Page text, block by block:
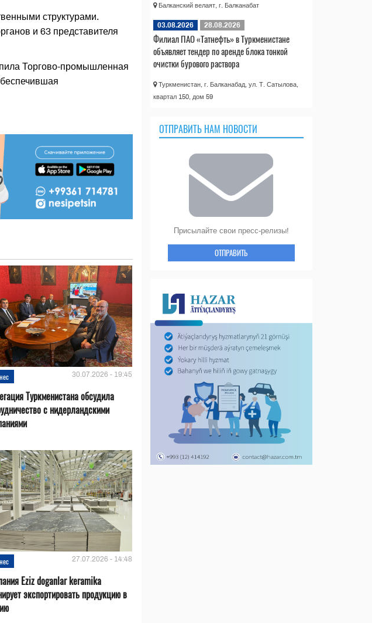
структурами.
и 63 представителя
Торгово-промышленная
30.07.2026 - 19:45
Туркменистана обсудила
с нидерландскими
27.07.2026 - 14:48
Eziz doganlar keramika
экспортировать продукцию в
Балканский велаят, г. Балканабат
03.08.2026 28.08.2026
Филиал ПАО «Татнефть» в Туркменистане
объявляет тендер по аренде блока тонкой
очистки бурового раствора
Туркменистан, г. Балканабад, ул. Т. Сатылова,
квартал 150, дом 59
ОТПРАВИТЬ НАМ НОВОСТИ
Присылайте свои пресс-релизы!
ОТПРАВИТЬ